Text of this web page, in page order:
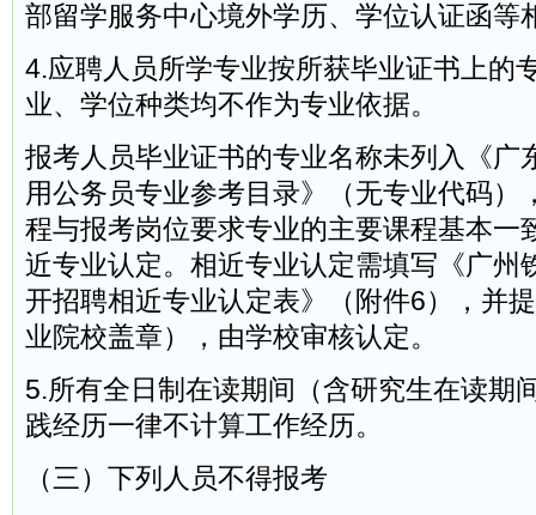
部留学服务中心境外学历、学位认证函等
4.应聘人员所学专业按所获毕业证书上的
业、学位种类均不作为专业依据。
报考人员毕业证书的专业名称未列入《广
用公务员专业参考目录》（无专业代码）
程与报考岗位要求专业的主要课程基本一
近专业认定。相近专业认定需填写《广州
开招聘相近专业认定表》（附件6），并
业院校盖章），由学校审核认定。
5.所有全日制在读期间（含研究生在读期
践经历一律不计算工作经历。
（三）下列人员不得报考